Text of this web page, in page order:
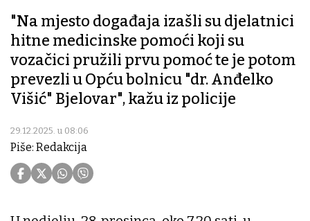
"Na mjesto događaja izašli su djelatnici
hitne medicinske pomoći koji su
vozačici pružili prvu pomoć te je potom
prevezli u Opću bolnicu "dr. Anđelko
Višić" Bjelovar", kažu iz policije
29.12.2025. u 08:06
Piše: Redakcija